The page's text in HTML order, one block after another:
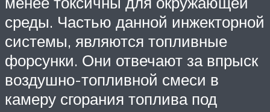
среды. Частью данной инжекторной
системы, являются топливные
форсунки. Они отвечают за впрыск
воздушно-топливной смеси в
камеру сгорания топлива под